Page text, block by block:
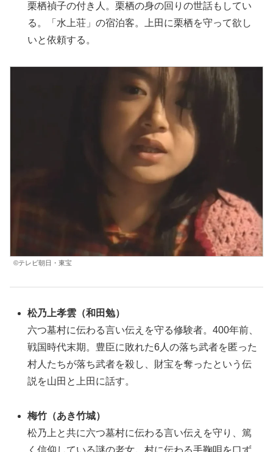
栗栖禎子の付き人。栗栖の身の回りの世話もしてい
る。「水上荘」の宿泊客。上田に栗栖を守って欲し
いと依頼する。
©テレビ朝日・東宝
松乃上孝雲 （和田勉）
六つ墓村に伝わる言い伝えを守る修験者。400年前、
戦国時代末期。豊臣に敗れた6人の落ち武者を匿った
村人たちが落ち武者を殺し、財宝を奪ったという伝
説を山田と上田に話す。
梅竹 （あき竹城）
松乃上と共に六つ墓村に伝わる言い伝えを守り、篤